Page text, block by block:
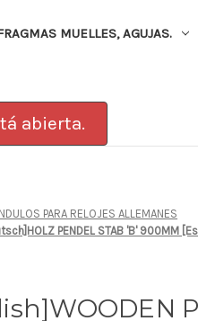
MUELLES, AGUJAS.
abierta.
PARA RELOJES ALLEMANES
PENDEL STAB 'B' 900MM